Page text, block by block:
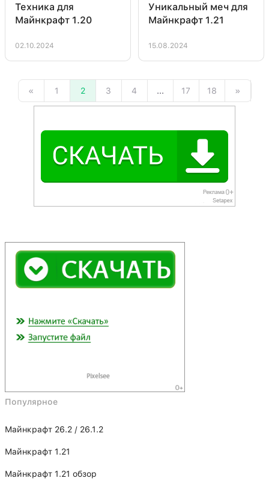
Техника для
Майнкрафт 1.20
02.10.2024
Уникальный меч для
Майнкрафт 1.21
15.08.2024
« 1 2 3 4 ... 17 18 »
Популярное
Майнкрафт 26.2 / 26.1.2
Майнкрафт 1.21
Майнкрафт 1.21 обзор